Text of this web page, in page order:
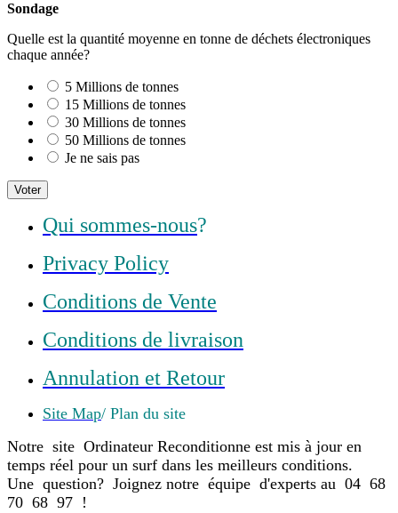
Sondage
Quelle est la quantité moyenne en tonne de déchets électroniques
chaque année?
5 Millions de tonnes
15 Millions de tonnes
30 Millions de tonnes
50 Millions de tonnes
Je ne sais pas
Voter
Qui sommes-nous?
Privacy Policy
Conditions de Vente
Conditions de livraison
Annulation et Retour
Site Map/ Plan du site
Notre site Ordinateur Reconditionne est mis à jour en
temps réel pour un surf dans les meilleurs conditions.
Une question? Joignez notre équipe d'experts au 04 68
70 68 97 !